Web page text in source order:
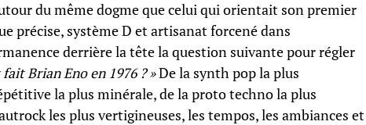
du même dogme que celui qui orientait son premier
précise, système D et artisanat forcené dans
derrière la tête la question suivante pour régler
Brian Eno en 1976 ? »De la synth pop la plus
la plus minérale, de la proto techno la plus
les plus vertigineuses, les tempos, les ambiances et